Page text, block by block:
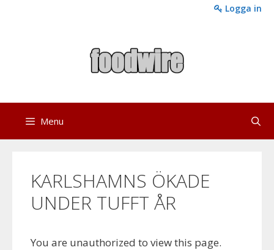
Logga in
Menu
KARLSHAMNS ÖKADE
UNDER TUFFT ÅR
You are unauthorized to view this page.